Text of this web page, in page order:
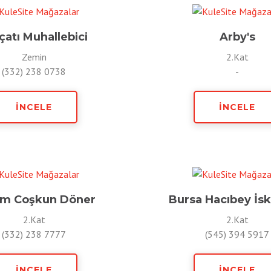
Muhallebici
Zemin
(332) 238 0738
İNCELE
Arby's
2.Kat
-
İNCELE
Coşkun Döner
2.Kat
(332) 238 7777
Bursa Hacıbey
2.Kat
(545) 394 5917